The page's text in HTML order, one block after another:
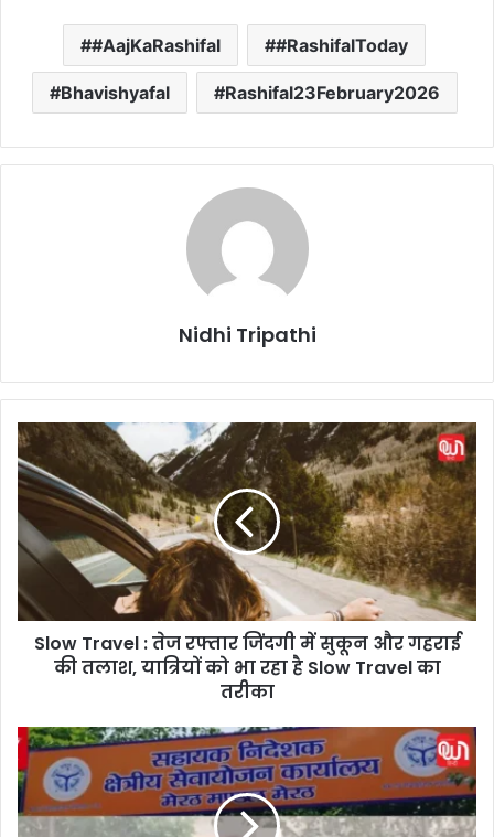
#AajKaRashifal #RashifalToday
Bhavishyafal Rashifal23February2026
Nidhi Tripathi
S
l
o
T
r
v
e
र
फ्ता
र
जिं
द
Slow Travel : तेज रफ्तार जिंदगी में सुकून और गहराई
की तलाश, यात्रियों को भा रहा है Slow Travel का
तरीका
U
P
R
o